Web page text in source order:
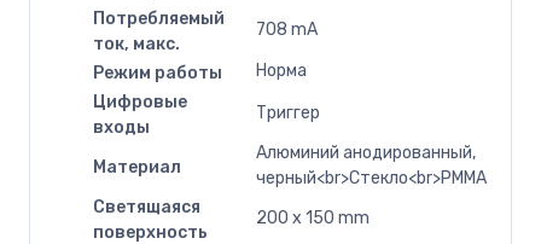
Потребляемый
ток, макс.
708 mA
Режим работы
Норма
Цифровые
входы
Триггер
Материал
Алюминий анодированный,
черный<br>Стекло<br>PMMA
Светящаяся
поверхность
200 x 150 mm